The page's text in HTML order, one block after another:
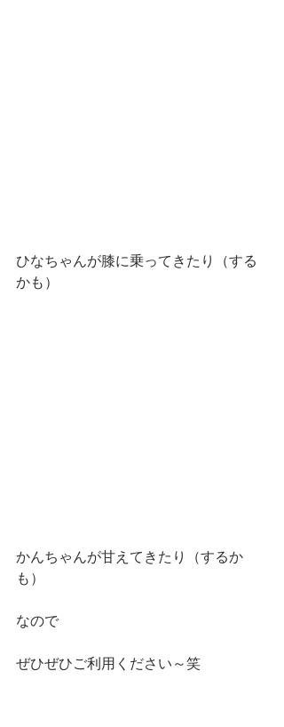
ひなちゃんが膝に乗ってきたり（する
かも）
かんちゃんが甘えてきたり（するか
も）
なので
ぜひぜひご利用ください～笑